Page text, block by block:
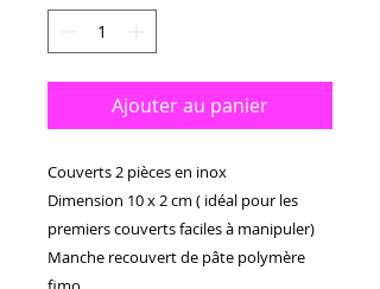
Ajouter au panier
Couverts 2 pièces en inox
Dimension 10 x 2 cm ( idéal pour les
premiers couverts faciles à manipuler)
Manche recouvert de pâte polymère